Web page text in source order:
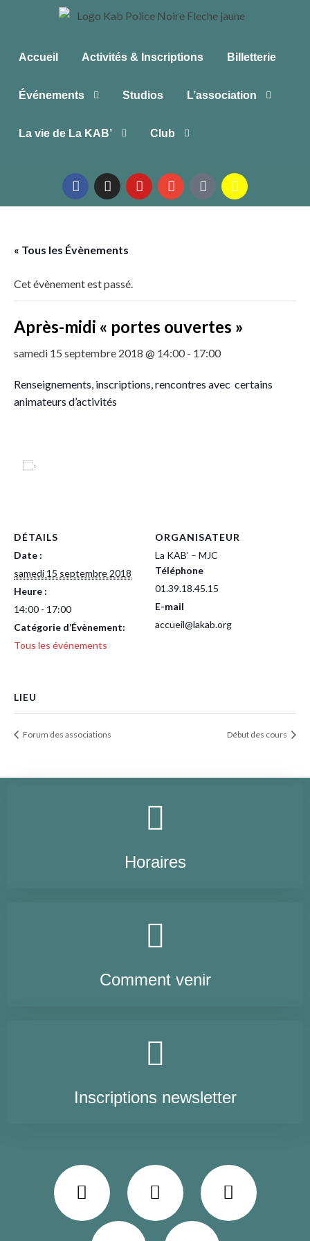
Accueil Activités & Inscriptions Billetterie
Événements Studios L’association
La vie de La KAB’ Club
« Tous les Évènements
Cet évènement est passé.
Après-midi « portes ouvertes »
samedi 15 septembre 2018 @ 14:00- 17:00
Renseignements, inscriptions, rencontres avec certains
animateurs d’activités
DÉTAILS
Date :
samedi 15 septembre 2018
Heure :
14:00 - 17:00
Catégorie d’Évènement:
Tous les événements
ORGANISATEUR
La KAB’ – MJC
Téléphone
01.39.18.45.15
E-mail
accueil@lakab.org
LIEU
Forum des associations Début des cours
Horaires
Comment venir
Inscriptions newsletter